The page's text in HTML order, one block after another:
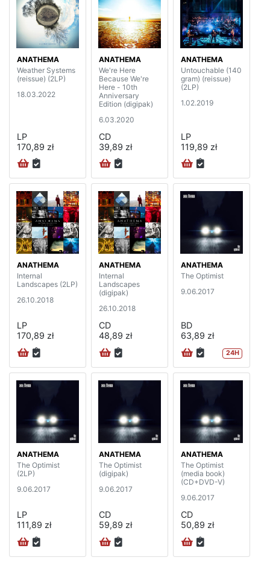
ANATHEMA
Weather Systems
(reissue) (2LP)
18.03.2022
LP
170,89 zł
ANATHEMA
We're Here
Because We're
Here - 10th
Anniversary
Edition (digipak)
6.03.2020
CD
39,89 zł
ANATHEMA
Untouchable (140
gram) (reissue)
(2LP)
1.02.2019
LP
119,89 zł
ANATHEMA
Internal
Landscapes (2LP)
26.10.2018
LP
170,89 zł
ANATHEMA
Internal
Landscapes
(digipak)
26.10.2018
CD
48,89 zł
ANATHEMA
The Optimist
9.06.2017
BD
63,89 zł
24H
ANATHEMA
The Optimist
(2LP)
9.06.2017
LP
111,89 zł
ANATHEMA
The Optimist
(digipak)
9.06.2017
CD
59,89 zł
ANATHEMA
The Optimist
(media book)
(CD+DVD-V)
9.06.2017
CD
50,89 zł